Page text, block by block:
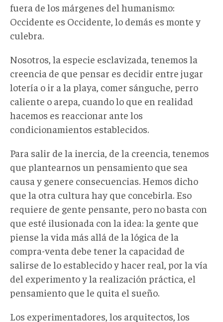
fuera de los márgenes del humanismo:
Occidente es Occidente, lo demás es monte y
culebra.
Nosotros, la especie esclavizada, tenemos la
creencia de que pensar es decidir entre jugar
lotería o ir a la playa, comer sánguche, perro
caliente o arepa, cuando lo que en realidad
hacemos es reaccionar ante los
condicionamientos establecidos.
Para salir de la inercia, de la creencia, tenemos
que plantearnos un pensamiento que sea
causa y genere consecuencias. Hemos dicho
que la otra cultura hay que concebirla. Eso
requiere de gente pensante, pero no basta con
que esté ilusionada con la idea: la gente que
piense la vida más allá de la lógica de la
compra-venta debe tener la capacidad de
salirse de lo establecido y hacer real, por la vía
del experimento y la realización práctica, el
pensamiento que le quita el sueño.
Los experimentadores, los arquitectos, los